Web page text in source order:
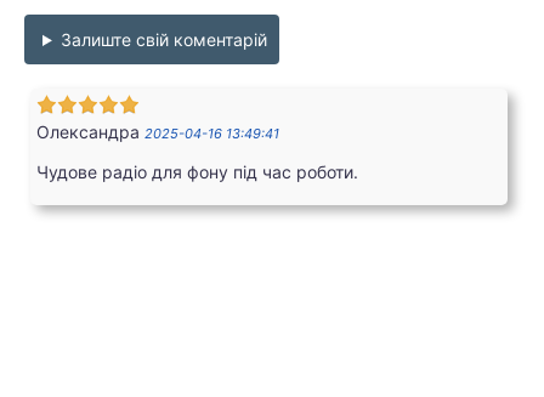
Залиште свій коментарій
Олександра 2025-04-16 13:49:41
Чудове радіо для фону під час роботи.